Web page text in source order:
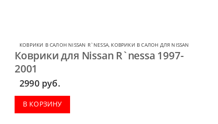
КОВРИКИ В САЛОН NISSAN R`NESSA КОВРИКИ В САЛОН ДЛЯ NISSAN
Коврики для Nissan R`nessa 1997-
2001
2990 руб.
В КОРЗИНУ